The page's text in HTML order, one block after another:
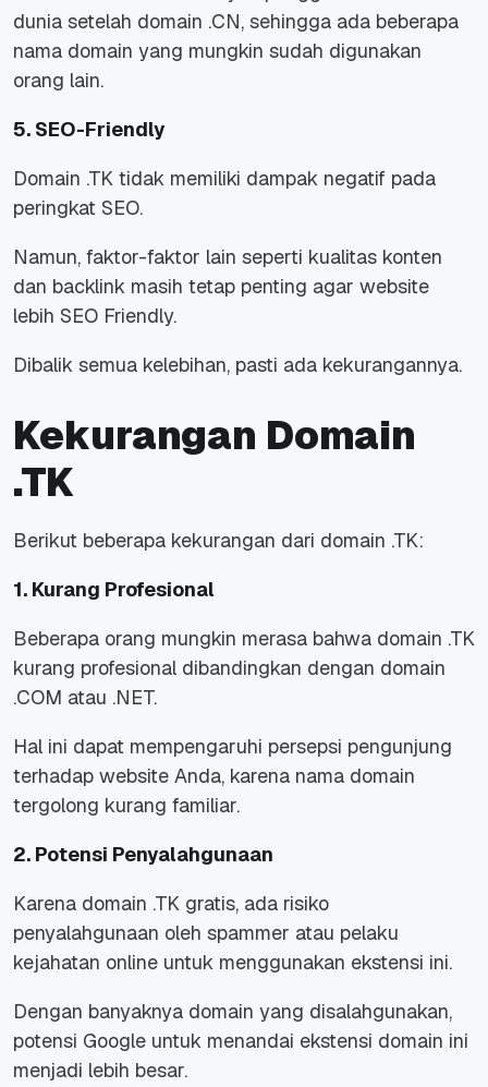
dunia setelah domain .CN, sehingga ada beberapa
nama domain yang mungkin sudah digunakan
orang lain.
5. SEO-Friendly
Domain .TK tidak memiliki dampak negatif pada
peringkat SEO.
Namun, faktor-faktor lain seperti kualitas konten
dan backlink masih tetap penting agar website
lebih SEO Friendly.
Dibalik semua kelebihan, pasti ada kekurangannya.
Kekurangan Domain
.TK
Berikut beberapa kekurangan dari domain .TK:
1. Kurang Profesional
Beberapa orang mungkin merasa bahwa domain .TK
kurang profesional dibandingkan dengan domain
.COM atau .NET.
Hal ini dapat mempengaruhi persepsi pengunjung
terhadap website Anda, karena nama domain
tergolong kurang familiar.
2. Potensi Penyalahgunaan
Karena domain .TK gratis, ada risiko
penyalahgunaan oleh spammer atau pelaku
kejahatan online untuk menggunakan ekstensi ini.
Dengan banyaknya domain yang disalahgunakan,
potensi Google untuk menandai ekstensi domain ini
menjadi lebih besar.